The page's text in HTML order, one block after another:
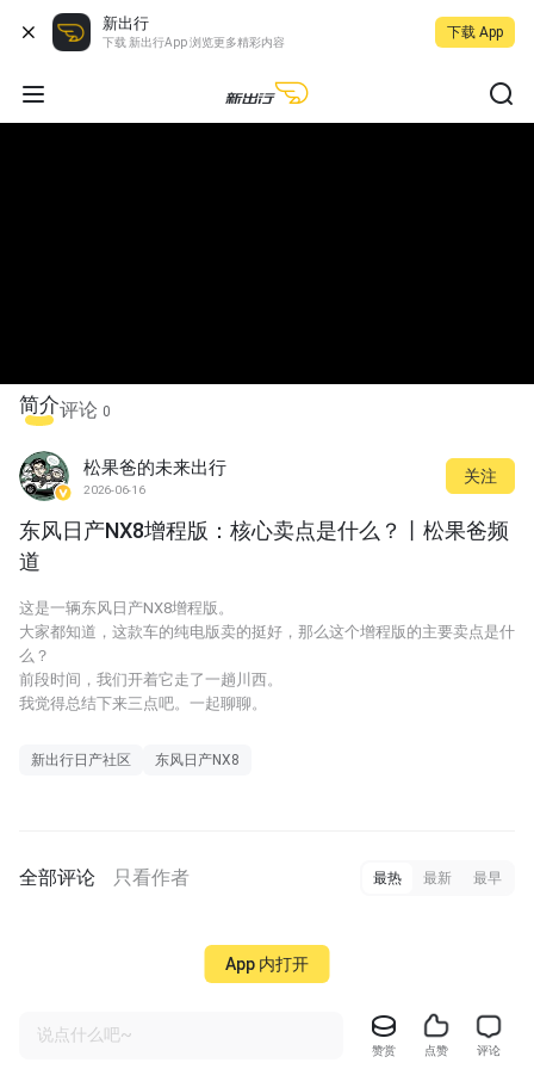
新出行
下载 新出行App 浏览更多精彩内容
下载 App
简介评论 0
松果爸的未来出行
2026-06-16
关注
东风日产NX8增程版：核心卖点是什么？丨松果爸频
道
这是一辆东风日产NX8增程版。
大家都知道，这款车的纯电版卖的挺好，那么这个增程版的主要卖点是什
么？
前段时间，我们开着它走了一趟川西。
我觉得总结下来三点吧。一起聊聊。
新出行日产社区 东风日产NX8
全部评论 只看作者 最热 最新 最早
说点什么吧~
赞赏 点赞 评论
App 内打开